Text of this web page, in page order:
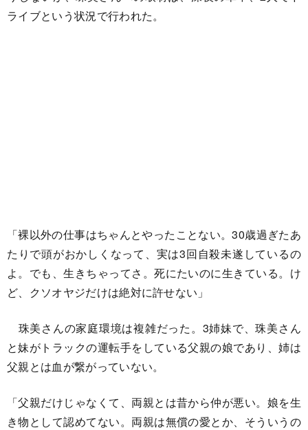
ライブという状況で行われた。
「裸以外の仕事はちゃんとやったことない。30歳過ぎたあ
たりで頭がおかしくなって、実は3回自殺未遂しているの
よ。でも、生きちゃってさ。死にたいのに生きている。け
ど、クソオヤジだけは絶対に許せない」
珠美さんの家庭環境は複雑だった。3姉妹で、珠美さん
と妹がトラックの運転手をしている父親の娘であり、姉は
父親とは血が繋がっていない。
「父親だけじゃなくて、両親とは昔から仲が悪い。娘を生
き物として認めてない。両親は無償の愛とか、そういうの